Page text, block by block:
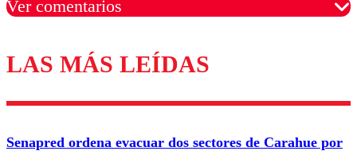
Ver comentarios
Los comentarios son moderados para garantizar un
diálogo respetuoso.
Correo
LAS MÁS LEÍDAS
Senapred ordena evacuar dos sectores de Carahue por